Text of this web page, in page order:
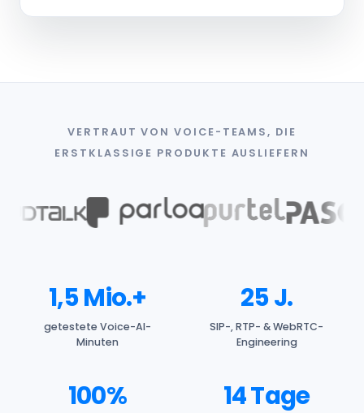
VERTRAUT VON VOICE-TEAMS, DIE
ERSTKLASSIGE PRODUKTE AUSLIEFERN
1,5 Mio.+
getestete Voice-AI-
Minuten
25 J.
SIP-, RTP- & WebRTC-
Engineering
100% 14 Tage